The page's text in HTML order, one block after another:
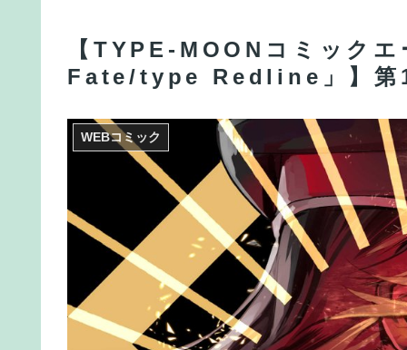
【FGO】金時といい勝負。クーフーリン・オルタ
海外「世界で日本を死守するぞ！」 日本の消防
【疑問】13000円で5レアを確実に数体ゲット出
【FGO】組み合わせ次第で活かせる場面がきっ
【FGO】黄金チケット『ますますマンガで分か
【TYPE-MOONコミック
Fate/type Redline」】第
WEBコミック